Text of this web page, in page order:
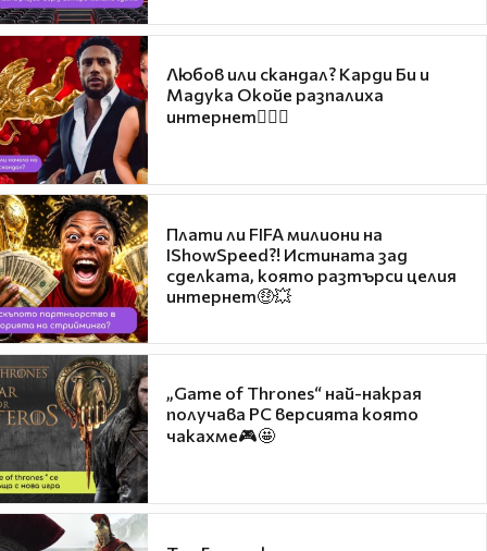
Любов или скандал? Карди Би и
Мадука Окойе разпалиха
интернет❤️‍🔥🔥
Плати ли FIFA милиони на
IShowSpeed?! Истината зад
сделката, която разтърси целия
интернет🤑💥
„Game of Thrones“ най-накрая
получава PC версията която
чакахме🎮🤩